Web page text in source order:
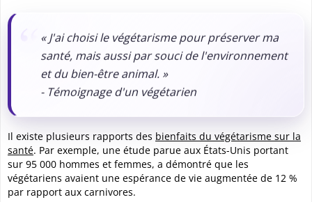
« J'ai choisi le végétarisme pour préserver ma
santé, mais aussi par souci de l'environnement
et du bien-être animal. »
- Témoignage d'un végétarien
Il existe plusieurs rapports des bienfaits du végétarisme sur la
santé. Par exemple, une étude parue aux États-Unis portant
sur 95 000 hommes et femmes, a démontré que les
végétariens avaient une espérance de vie augmentée de 12 %
par rapport aux carnivores.